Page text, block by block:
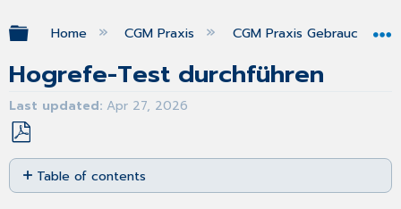
Expand/collapse global hierarchy
Home CGM Praxis CGM Praxis
Hogrefe-Test durchführen
Last updated Apr 27, 2026
Save
as
PDF
Table of contents
No